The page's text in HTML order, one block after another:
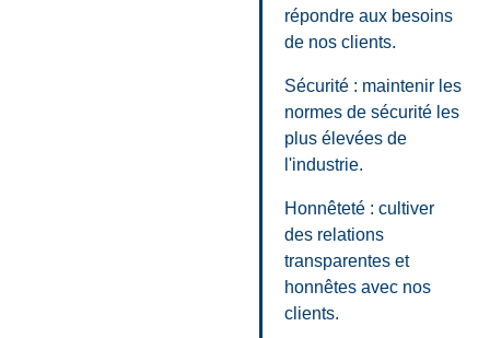
répondre aux besoins
de nos clients.
Sécurité : maintenir les
normes de sécurité les
plus élevées de
l'industrie.
Honnêteté : cultiver
des relations
transparentes et
honnêtes avec nos
clients.